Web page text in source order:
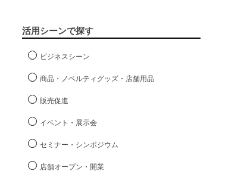
活用シーンで探す
ビジネスシーン
商品・ノベルティグッズ・店舗用品
販売促進
イベント・展示会
セミナー・シンポジウム
店舗オープン・開業